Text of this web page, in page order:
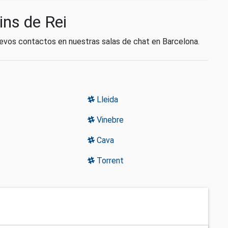
de Rei
contactos en nuestras salas de chat en Barcelona.
Lleida
Vinebre
Cava
Torrent